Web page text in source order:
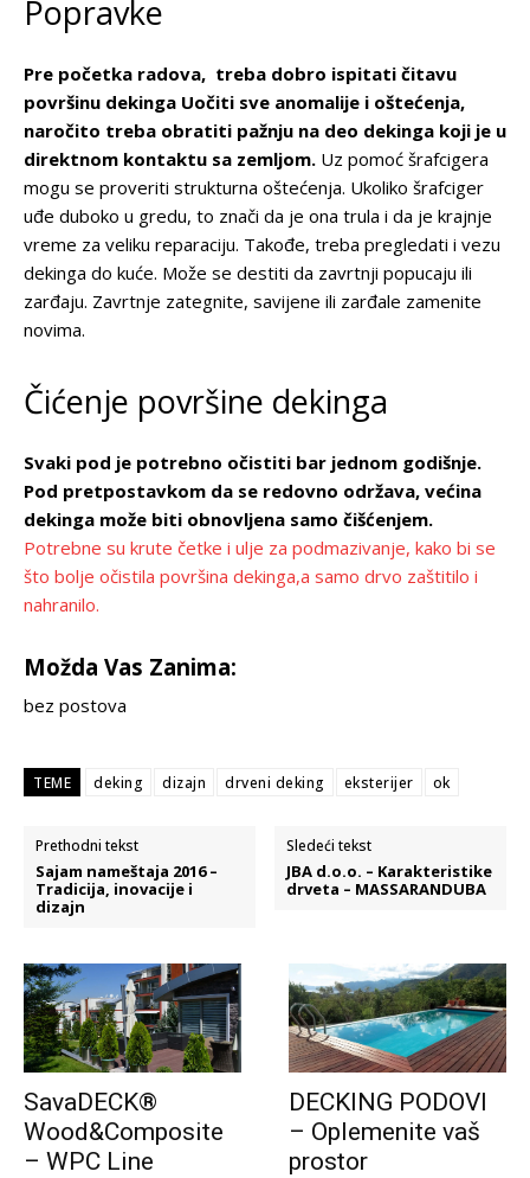
Popravke
Pre početka radova, treba dobro ispitati čitavu
površinu dekinga Uočiti sve anomalije i oštećenja,
naročito treba obratiti pažnju na deo dekinga koji je u
direktnom kontaktu sa zemljom. Uz pomoć šrafcigera
mogu se proveriti strukturna oštećenja. Ukoliko šrafciger
uđe duboko u gredu, to znači da je ona trula i da je krajnje
vreme za veliku reparaciju. Takođe, treba pregledati i vezu
dekinga do kuće. Može se destiti da zavrtnji popucaju ili
zarđaju. Zavrtnje zategnite, savijene ili zarđale zamenite
novima.
Čićenje površine dekinga
Svaki pod je potrebno očistiti bar jednom godišnje.
Pod pretpostavkom da se redovno održava, većina
dekinga može biti obnovljena samo čišćenjem.
Potrebne su krute četke i ulje za podmazivanje, kako bi se
što bolje očistila površina dekinga,a samo drvo zaštitilo i
nahranilo.
Možda Vas Zanima:
bez postova
TEME deking dizajn drveni deking eksterijer ok
Prethodni tekst
Sajam nameštaja 2016 –
Tradicija, inovacije i
dizajn
Sledeći tekst
JBA d.o.o. – Karakteristike
drveta – MASSARANDUBA
SavaDECK®
Wood&Composite
– WPC Line
DECKING PODOVI
– Oplemenite vaš
prostor